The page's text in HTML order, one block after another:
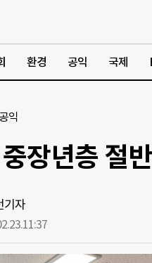
환경 공익 국제
공익
장년층 절
기자
11:37